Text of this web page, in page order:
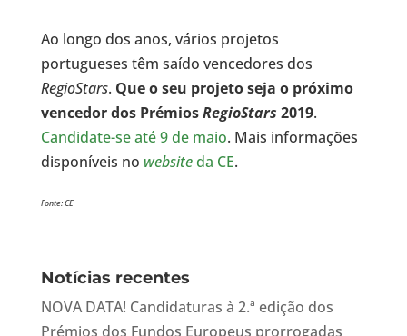
Ao longo dos anos, vários projetos
portugueses têm saído vencedores dos
RegioStars. Que o seu projeto seja o próximo
vencedor dos PrémiosRegioStars 2019.
Candidate-se até 9 de maio. Mais informações
disponíveis no websiteda CE.
Fonte: CE
Notícias recentes
NOVA DATA! Candidaturas à 2.ª edição dos
Prémios dos Fundos Europeus prorrogadas